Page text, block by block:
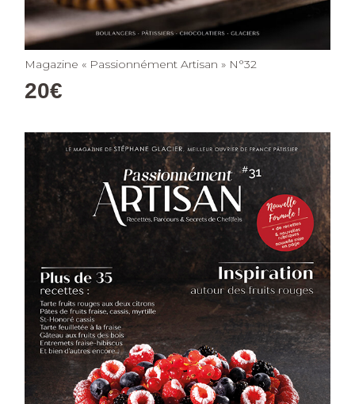
Magazine « Passionnément Artisan » N°32
20€